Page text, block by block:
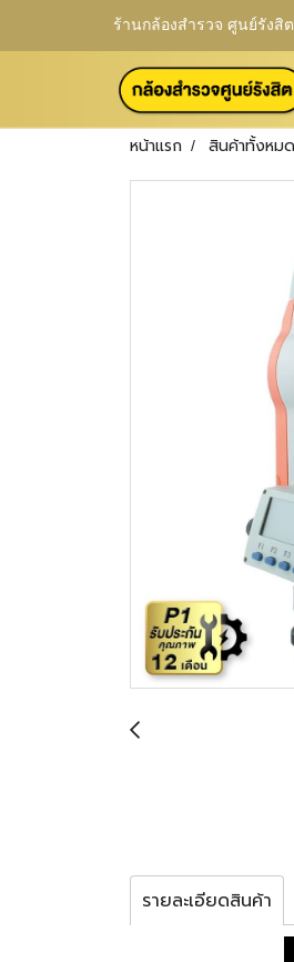
ร้านกล้องสำรวจ ศูนย์รังสิ
หน้าแรก สินค้าทั้งหมด
รายละเอียดสินค้า